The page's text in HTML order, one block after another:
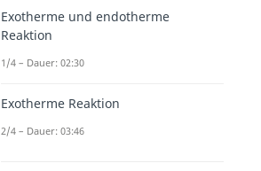
Exotherme und endotherme
Reaktion
1/4 – Dauer: 02:30
Exotherme Reaktion
2/4 – Dauer: 03:46